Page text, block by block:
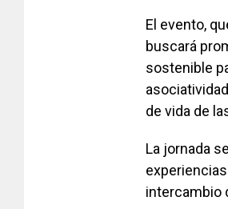
El evento,
buscará
sostenible
de vida de
La jornada
intercambio